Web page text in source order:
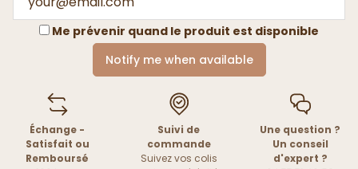
Me prévenir quand le produit est disponible
Notify me when available
Échange -
Satisfait ou
Remboursé
Suivi de
commande
Suivez vos colis
Une question ?
Un conseil
d'expert ?